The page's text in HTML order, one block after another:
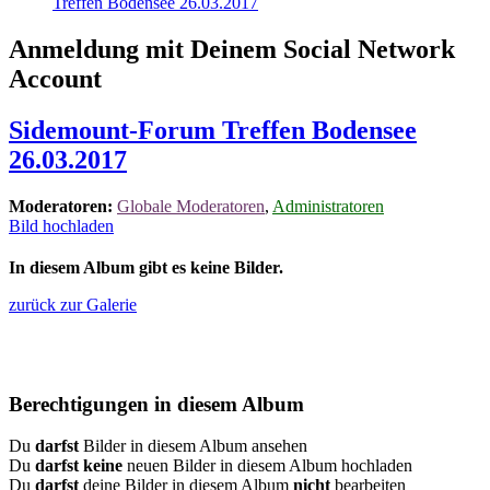
Anmeldung mit Deinem Social Network
Account
Sidemount-Forum Treffen Bodensee
26.03.2017
Moderatoren: Globale Moderatoren, Administratoren
Bild hochladen
In diesem Album gibt es keine Bilder.
zurück zur Galerie
Berechtigungen in diesem Album
Du darfstBilder in diesem Album ansehen
Du darfst keine neuen Bilder in diesem Album hochladen
Du darfst deine Bilder in diesem Album nicht bearbeiten